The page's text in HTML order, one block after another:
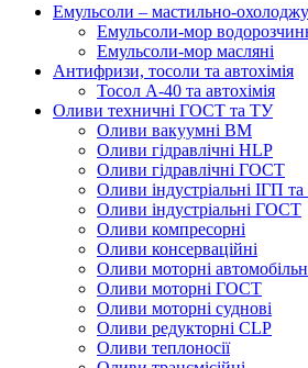
Емульсоли – мастильно-
Емульсоли-мор
Емульсоли-мор масляні
Антифризи, тосоли та автохімія
Тосол А-40 та автохімія
Оливи техничні ГОСТ та ТУ
Оливи вакуумні ВМ
Оливи гідравлічні HLP
Оливи гідравлічні ГОСТ
Оливи індустріальні ІГП
Оливи індустріальні ГОСТ
Оливи компресорні
Оливи консерваційні
Оливи моторні
Оливи моторні ГОСТ
Оливи моторні суднові
Оливи редукторні CLP
Оливи теплоносії